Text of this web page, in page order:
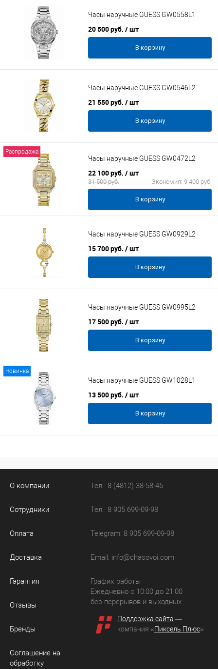
Часы наручные GUESS GW0558L1
20 500 руб. / шт
В корзину
Часы наручные GUESS GW0546L2
21 550 руб. / шт
В корзину
Распродажа
Часы наручные GUESS GW0472L2
22 100 руб. / шт
31 500 руб. Экономия: 9 400 руб.
В корзину
Часы наручные GUESS GW0929L2
15 700 руб. / шт
В корзину
Часы наручные GUESS GW0995L2
17 500 руб. / шт
В корзину
Новинка
Часы наручные GUESS GW1028L1
13 500 руб. / шт
В корзину
О компании
Сотрудники
Оплата
Доставка
Гарантия
Отзывы
Бренды
Соглашение на
обработку
Тел.: 8 (4812) 38-58-45
Тел.: 8 905 699-09-98
Telegram: 8 905 699-09-98
Email: info@chasovoi.com
График работы
Ежедневно с 10:00 до 21:00
без перерывов и выходных
Поддержка сайта —
компания «Пиксель Плюс»